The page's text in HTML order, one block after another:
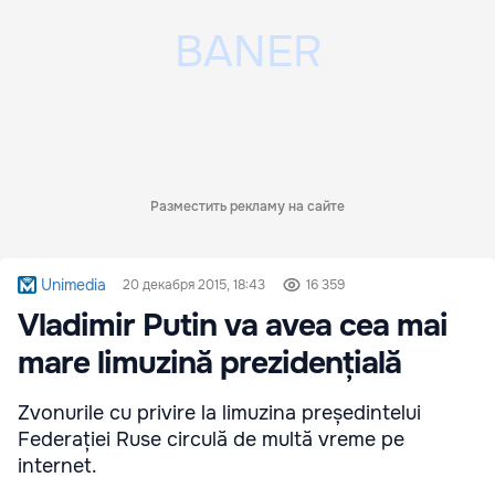
Разместить рекламу на сайте
Unimedia 20 декабря 2015, 18:43 16 359
Vladimir Putin va avea cea mai
mare limuzină prezidențială
Zvonurile cu privire la limuzina președintelui
Federației Ruse circulă de multă vreme pe
internet.